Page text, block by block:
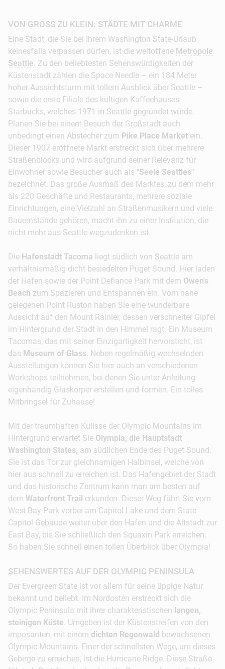
VON GROSS ZU KLEIN: STÄDTE MIT CHARME
Eine Stadt, die Sie bei Ihrem Washington State-Urlaub
keinesfalls verpassen dürfen, ist die weltoffene Metropole
Seattle. Zu den beliebtesten Sehenswürdigkeiten der
Küstenstadt zählen die Space Needle – ein 184 Meter
hoher Aussichtsturm mit tollem Ausblick über Seattle –
sowie die erste Filiale des kultigen Kaffeehauses
Starbucks, welches 1971 in Seattle gegründet wurde.
Planen Sie bei einem Besuch der Großstadt auch
unbedingt einen Abstecher zum Pike Place Market ein.
Dieser 1907 eröffnete Markt erstreckt sich über mehrere
Straßenblocks und wird aufgrund seiner Relevanz für
Einwohner sowie Besucher auch als "Seele Seattles"
bezeichnet. Das große Ausmaß des Marktes, zu dem mehr
als 220 Geschäfte und Restaurants, mehrere soziale
Einrichtungen, eine Vielzahl an Straßenmusikern und viele
Bauernstände gehören, macht ihn zu einer Institution, die
nicht mehr aus Seattle wegzudenken ist.
Die Hafenstadt Tacoma liegt südlich von Seattle am
verhältnismäßig dicht besiedelten Puget Sound. Hier laden
der Hafen sowie der Point Defiance Park mit dem Owen's
Beach zum Spazieren und Entspannen ein. Vom nahe
gelegenen Point Ruston haben Sie eine wunderbare
Aussicht auf den Mount Rainier, dessen verschneiter Gipfel
im Hintergrund der Stadt in den Himmel ragt. Ein Museum
Tacomas, das mit seiner Einzigartigkeit hervorsticht, ist
das Museum of Glass. Neben regelmäßig wechselnden
Ausstellungen können Sie hier auch an verschiedenen
Workshops teilnehmen, bei denen Sie unter Anleitung
eigenhändig Glaskörper erstellen und formen. Ein tolles
Mitbringsel für Zuhause!
Mit der traumhaften Kulisse der Olympic Mountains im
Hintergrund erwartet Sie Olympia, die Hauptstadt
Washington States, am südlichen Ende des Puget Sound.
Sie ist das Tor zur gleichnamigen Halbinsel, welche von
hier aus schnell zu erreichen ist. Das Hafengebiet der Stadt
und das historische Zentrum kann man am besten auf
dem Waterfront Trail erkunden: Dieser Weg führt Sie vom
West Bay Park vorbei am Capitol Lake und dem State
Capitol Gebäude weiter über den Hafen und die Altstadt zur
East Bay, bis Sie schließlich den Squaxin Park erreichen.
So haben Sie schnell einen tollen Überblick über Olympia!
SEHENSWERTES AUF DER OLYMPIC PENINSULA
Der Evergreen State ist vor allem für seine üppige Natur
bekannt und beliebt. Im Nordosten erstreckt sich die
Olympic Peninsula mit ihrer charakteristischen langen,
steinigen Küste. Umgeben ist der Küstenstreifen von den
imposanten, mit einem dichten Regenwald bewachsenen
Olympic Mountains. Einer der schnellsten Wege, um dieses
Gebirge zu erreichen, ist die Hurricane Ridge. Diese Straße